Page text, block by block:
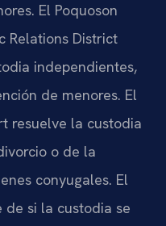
El Poquoson
Relations District
independientes,
de menores. El
resuelve la custodia
o de la
conyugales. El
si la custodia se